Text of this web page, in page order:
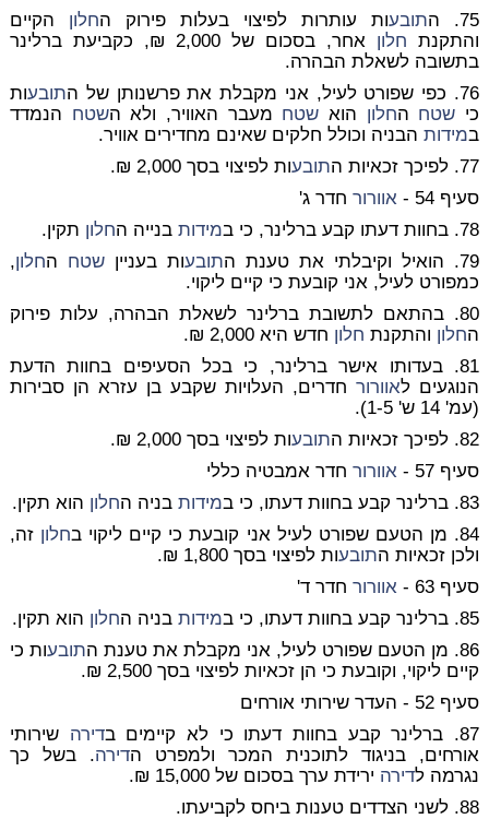
75. ה
תובעות עותרות לפיצוי בעלות פירוק החלון הקיים
והתקנת חלון
אחר, בסכום של 2,000 ₪, כקביעת ברלינר
בתשובה לשאלת הבהרה.
76. כפי שפורט לעיל, אני מקבלת את פרשנותן של ה
תובעות
כי שטח החלון הוא שטח מעבר האוויר, ולא השטח הנמדד
במידותהבניה וכולל חלקים שאינם מחדירים אוויר.
77. לפיכך זכאיות ה
תובעות לפיצוי בסך 2,000 ₪.
סעיף 54 -
אוורורחדר ג'
78. בחוות דעתו קבע ברלינר, כי ב
מידותבנייה החלון תקין.
79. הואיל וקיבלתי את טענת ה
תובעות בענייןשטח החלון,
כמפורט לעיל, אני קובעת כי קיים ליקוי.
80. בהתאם לתשובת ברלינר לשאלת הבהרה, עלות פירוק
החלון והתקנת חלון חדש היא 2,000 ₪.
81. בעדותו אישר ברלינר, כי בכל הסעיפים בחוות הדעת
הנוגעים לאוורורחדרים, העלויות שקבע בן עזרא הן סבירות
(עמ' 14 ש' 1-5).
82. לפיכך זכאיות ה
תובעות לפיצוי בסך 2,000 ₪.
סעיף 57 -
אוורורחדר אמבטיה כללי
83. ברלינר קבע בחוות דעתו, כי ב
מידותבניה החלון הוא תקין.
84. מן הטעם שפורט לעיל אני קובעת כי קיים ליקוי ב
חלון זה,
ולכן זכאיות התובעות לפיצוי בסך 1,800 ₪.
סעיף 63 -
אוורורחדר ד'
85. ברלינר קבע בחוות דעתו, כי ב
מידותבניה החלון הוא תקין.
86. מן הטעם שפורט לעיל, אני מקבלת את טענת ה
תובעות כי
קיים ליקוי, וקובעת כי הן זכאיות לפיצוי בסך 2,500 ₪.
סעיף 52 - העדר שירותי אורחים
87. ברלינר קבע בחוות דעתו כי לא קיימים ב
דירה שירותי
אורחים, בניגוד לתוכנית המכר ולמפרט הדירה. בשל כך
נגרמה לדירה ירידת ערך בסכום של 15,000 ₪.
88. לשני הצדדים טענות ביחס לקביעתו.